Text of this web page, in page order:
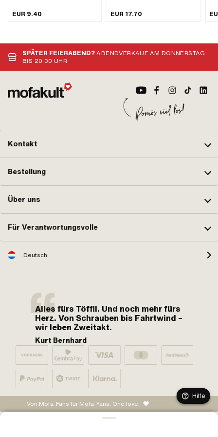
Klemmdurchmesser: 13 mm · Puch
EUR 9.40 EUR 17.70
SPÄTER FEIERABEND?ABENDVERKAUF AM DONNERSTAG
BIS 20:00 UHR
Kontakt
Bestellung
Über uns
Für Verantwortungsvolle
Deutsch
Alles fürs Töffli. Und noch mehr fürs
Herz. Von Schrauben bis Fahrtwind –
wir leben Zweitakt.
Kurt Bernhard
Von Mofa-Fans für Mofa-Fans. One love.
Hilfe